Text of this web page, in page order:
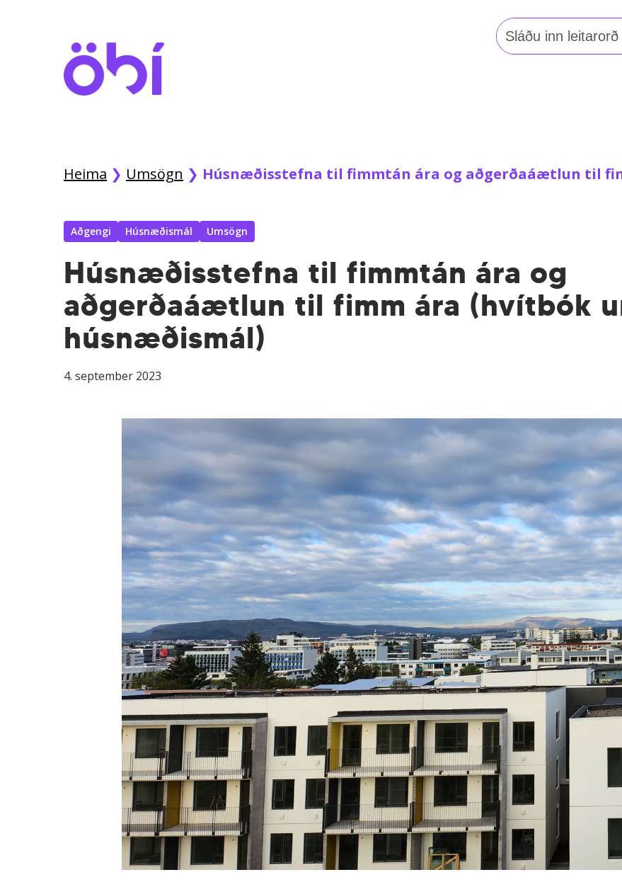
Leita
að:
Heima ❯ Umsögn ❯ Húsnæðisstefna til fimmtán ára og aðgerðaáætlun til
Aðgengi Húsnæðismál Umsögn
Húsnæðisstefna til fimmtán ára og
aðgerðaáætlun til fimm ára (hvítbók
húsnæðismál)
4. september 2023